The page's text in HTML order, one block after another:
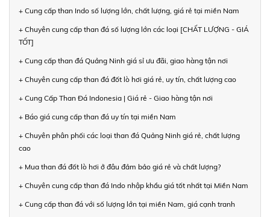
+ Cung cấp than Indo số lượng lớn, chất lượng, giá rẻ tại miền Nam
+ Chuyên cung cấp than đá số lượng lớn các loại [CHẤT LƯỢNG - GIÁ
TỐT]
+ Cung cấp than đá Quảng Ninh giá sỉ ưu đãi, giao hàng tận nơi
+ Chuyên cung cấp than đá đốt lò hơi giá rẻ, uy tín, chất lượng cao
+ Cung Cấp Than Đá Indonesia | Giá rẻ - Giao hàng tận nơi
+ Báo giá cung cấp than đá uy tín tại miền Nam
+ Chuyên phân phối các loại than đá Quảng Ninh giá rẻ, chất lượng
cao
+ Mua than đá đốt lò hơi ở đâu đảm bảo giá rẻ và chất lượng?
+ Chuyên cung cấp than đá Indo nhập khẩu giá tốt nhất tại Miền Nam
+ Cung cấp than đá với số lượng lớn tại miền Nam, giá cạnh tranh